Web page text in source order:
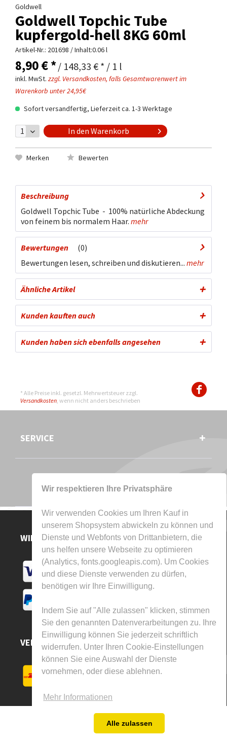
Wir respektieren Ihre Privatsphäre
Wir verwenden Cookies um Ihren Kauf in
unserem Shopsystem abwickeln zu können und
Dienste und Webfonts von Drittanbietern, die
uns helfen unsere Webseite zu optimieren
(Analytics, fonts.googleapis.com). Um Cookies
und diese Dienste verwenden zu dürfen,
benötigen wir Ihre Einwilligung.
Indem Sie auf "Alle zulassen" klicken, stimmen
Sie den genannten Datenverarbeitungen zu. Ihre
Einwilligung können Sie jederzeit schriftlich
widerrufen. Unter Ihren Cookie-Einstellungen
können Sie eine Auswahl der Dienste
vornehmen, oder diese ablehnen.
Mehr Informationen
Alle zulassen
Goldwell
Goldwell Topchic Tube
kupfergold-hell 8KG 60ml
Artikel-Nr.: 201698 / Inhalt:0.06 l
8,90 € */ 148,33 € * / 1 l
inkl. MwSt. zzgl. Versandkosten, falls Gesamtwarenwert im
Warenkorb unter 24,95€
Sofort versandfertig, Lieferzeit ca. 1-3 Werktage
In den Warenkorb
Merken Bewerten
Beschreibung
Goldwell Topchic Tube - 100% natürliche Abdeckung
von feinem bis normalem Haar. mehr
Bewertungen
0
Bewertungen lesen, schreiben und diskutieren... mehr
Ähnliche Artikel
Kunden kauften auch
Kunden haben sich ebenfalls angesehen
* Alle Preise inkl. gesetzl. Mehrwertsteuer zzgl.
Versandkosten, wenn nicht anders beschrieben
SERVICE
WIR AKZEPTIEREN
VERSAND DURCH